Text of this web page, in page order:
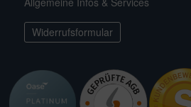
Widerrufsformular
für Teichfilter
& Wasserspiele